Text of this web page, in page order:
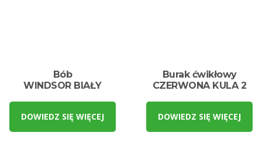
Bób
WINDSOR BIAŁY
DOWIEDZ SIĘ WIĘCEJ
Burak ćwikłowy
CZERWONA KULA 2
DOWIEDZ SIĘ WIĘCEJ